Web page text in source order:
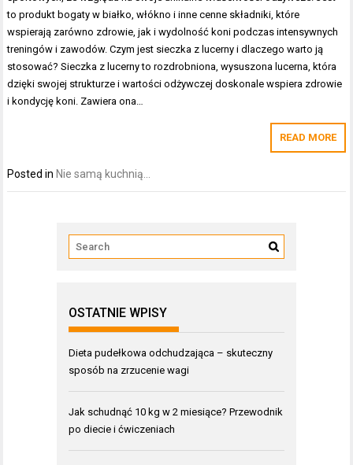
to produkt bogaty w białko, włókno i inne cenne składniki, które
wspierają zarówno zdrowie, jak i wydolność koni podczas intensywnych
treningów i zawodów. Czym jest sieczka z lucerny i dlaczego warto ją
stosować? Sieczka z lucerny to rozdrobniona, wysuszona lucerna, która
dzięki swojej strukturze i wartości odżywczej doskonale wspiera zdrowie
i kondycję koni. Zawiera ona…
READ MORE
Posted in Nie samą kuchnią...
OSTATNIE WPISY
Dieta pudełkowa odchudzająca – skuteczny
sposób na zrzucenie wagi
Jak schudnąć 10 kg w 2 miesiące? Przewodnik
po diecie i ćwiczeniach